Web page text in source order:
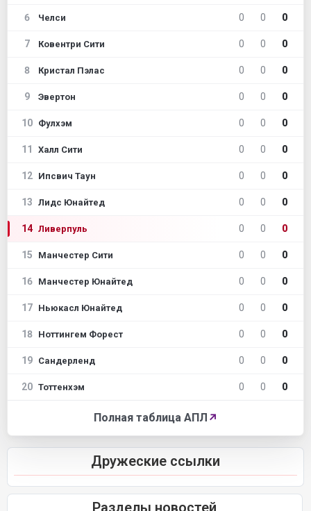
6 Челси 0 0 0
7 Ковентри Сити 0 0 0
8 Кристал Пэлас 0 0 0
9 Эвертон 0 0 0
10 Фулхэм 0 0 0
11 Халл Сити 0 0 0
12 Ипсвич Таун 0 0 0
13 Лидс Юнайтед 0 0 0
14 Ливерпуль 0 0 0
15 Манчестер Сити 0 0 0
16 Манчестер Юнайтед 0 0 0
17 Ньюкасл Юнайтед 0 0 0
18 Ноттингем Форест 0 0 0
19 Сандерленд 0 0 0
20 Тоттенхэм 0 0 0
Полная таблица АПЛ ↗
Дружеские ссылки
Разделы новостей